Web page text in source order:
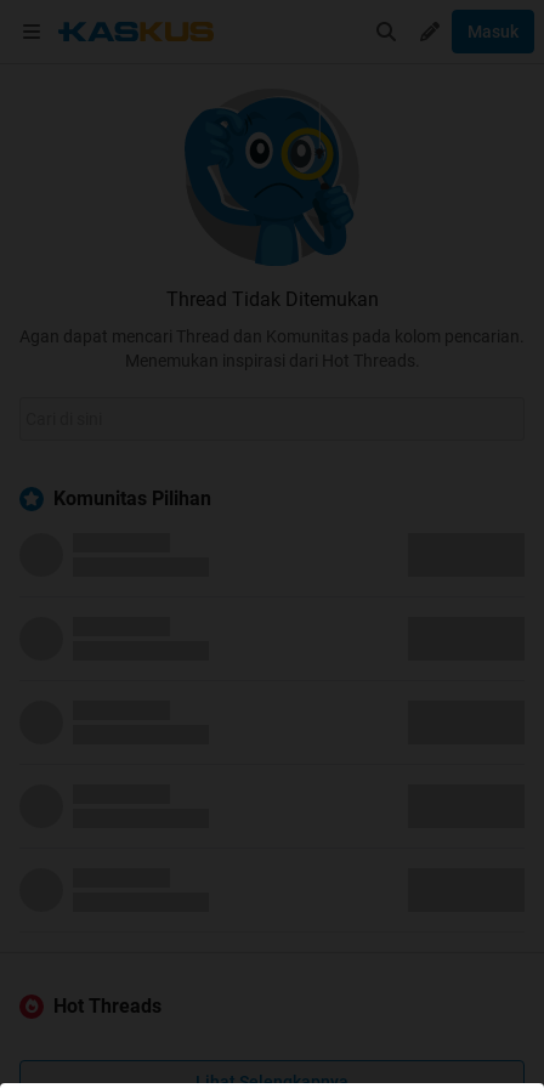
Masuk
Thread Tidak Ditemukan
Agan dapat mencari Thread dan Komunitas pada kolom pencarian.
Menemukan inspirasi dari Hot Threads.
Komunitas Pilihan
Hot Threads
Lihat Selengkapnya